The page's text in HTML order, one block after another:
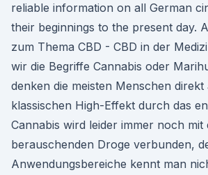
reliable information on all German
their beginnings to the present day.
zum Thema CBD - CBD in der
wir die Begriffe Cannabis oder
denken die meisten Menschen direkt
klassischen High-Effekt durch das
Cannabis wird leider immer noch mit
berauschenden Droge verbunden,
Anwendungsbereiche kennt man